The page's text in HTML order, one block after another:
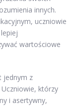
innych.
uczniowie
wartościowe
jednym z
którzy
i asertywny,